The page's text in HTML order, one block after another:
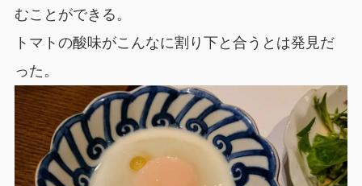
むことができる。
トマトの酸味がこんなに割り下と合うとは発見だ
った。